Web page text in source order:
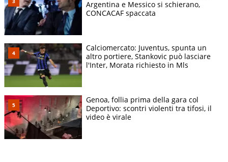
Argentina e Messico si schierano,
CONCACAF spaccata
Calciomercato: Juventus, spunta un
altro portiere, Stankovic può lasciare
l'Inter, Morata richiesto in Mls
Genoa, follia prima della gara col
Deportivo: scontri violenti tra tifosi, il
video è virale